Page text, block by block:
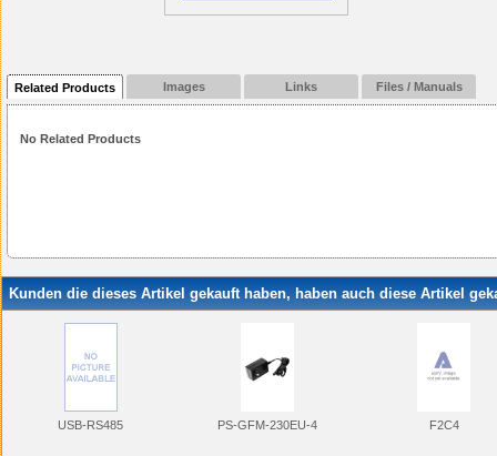
Related Products Images Links Files / Manuals
No Related Products
Kunden die dieses Artikel gekauft haben, haben auch diese Artikel
USB-RS485 PS-GFM-230EU-4 F2C4